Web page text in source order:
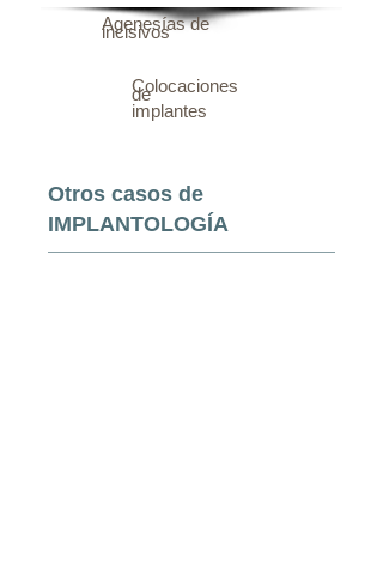
Agenesías de
incisivos
Colocaciones
de
implantes
Otros casos de
IMPLANTOLOGÍA